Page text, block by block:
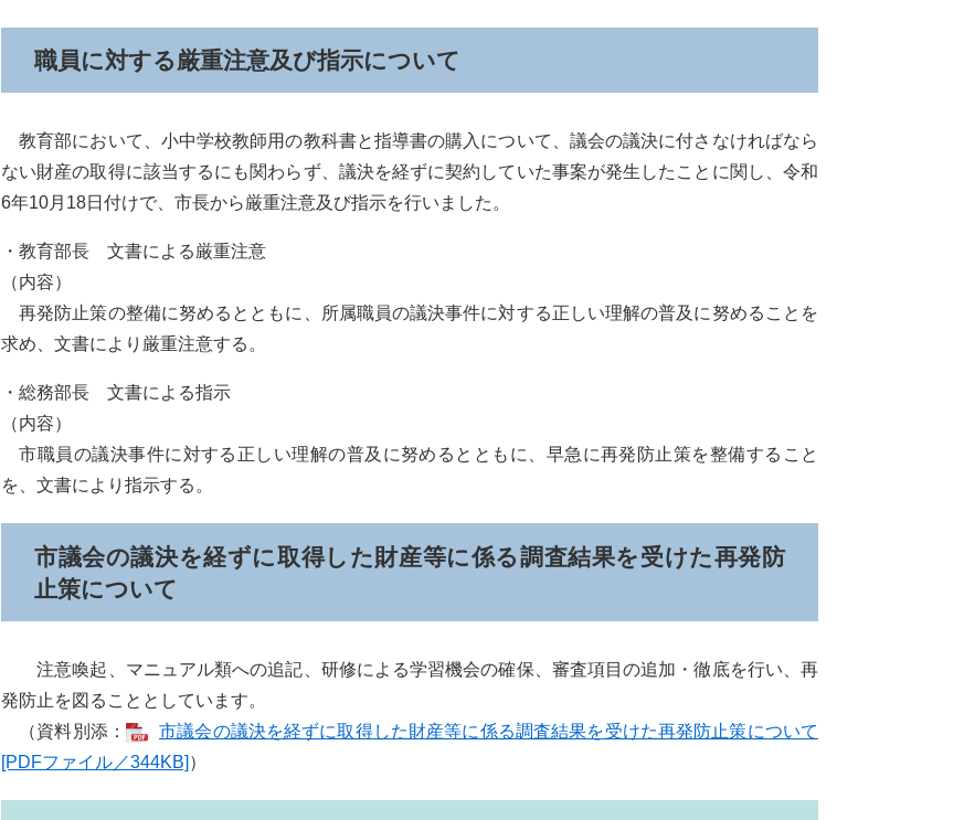
職員に対する厳重注意及び指示について
教育部において、小中学校教師用の教科書と指導書の購入について、議会の議決に付さなければなら
ない財産の取得に該当するにも関わらず、議決を経ずに契約していた事案が発生したことに関し、令和
6年10月18日付けで、市長から厳重注意及び指示を行いました。
・教育部長 文書による厳重注意
（内容）
再発防止策の整備に努めるとともに、所属職員の議決事件に対する正しい理解の普及に努めることを
求め、文書により厳重注意する。
・総務部長 文書による指示
（内容）
市職員の議決事件に対する正しい理解の普及に努めるとともに、早急に再発防止策を整備すること
を、文書により指示する。
市議会の議決を経ずに取得した財産等に係る調査結果を受けた再発防
止策について
注意喚起、マニュアル類への追記、研修による学習機会の確保、審査項目の追加・徹底を行い、再
発防止を図ることとしています。
（資料別添：
市議会の議決を経ずに取得した財産等に係る調査結果を受けた再発防止策について
[PDFファイル／344KB] ）